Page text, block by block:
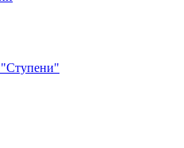
"Ступени"